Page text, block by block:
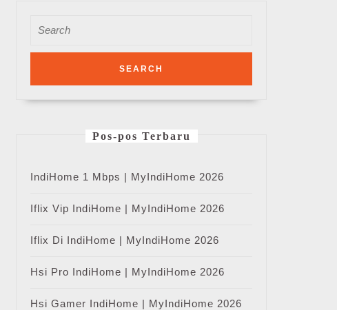
for:
Pos-pos Terbaru
IndiHome 1 Mbps | MyIndiHome 2026
Iflix Vip IndiHome | MyIndiHome 2026
Iflix Di IndiHome | MyIndiHome 2026
Hsi Pro IndiHome | MyIndiHome 2026
Hsi Gamer IndiHome | MyIndiHome 2026